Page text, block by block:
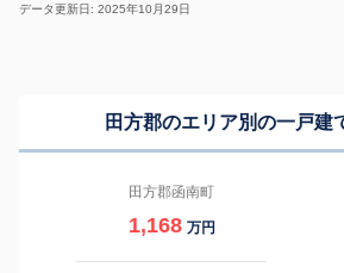
データ更新日: 2025年10月29日
田方郡のエリア別の一戸建
田方郡函南町
1,168 万円